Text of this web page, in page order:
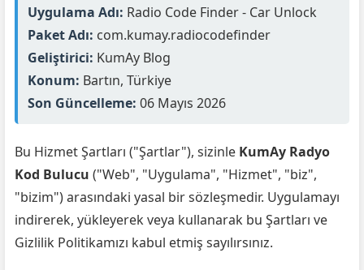
Uygulama Adı: Radio Code Finder - Car Unlock
Paket Adı: com.kumay.radiocodefinder
Geliştirici: KumAy Blog
Konum: Bartın, Türkiye
Son Güncelleme: 06 Mayıs 2026
Bu Hizmet Şartları ("Şartlar"), sizinle KumAy Radyo
Kod Bulucu ("Web", "Uygulama", "Hizmet", "biz",
"bizim") arasındaki yasal bir sözleşmedir. Uygulamayı
indirerek, yükleyerek veya kullanarak bu Şartları ve
Gizlilik Politikamızı kabul etmiş sayılırsınız.